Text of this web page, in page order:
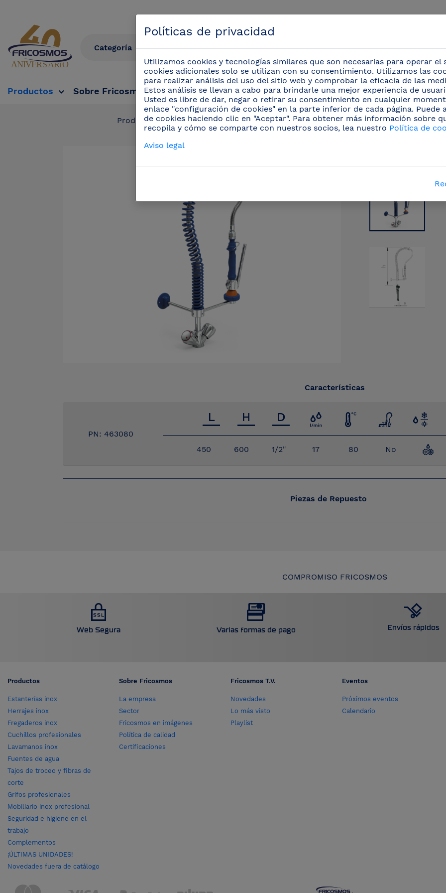
Productos Sobre Fricosmos Fricosmos Tv Eventos
Productos / Grifos profesionales / Grifos ducha sobremesa (30) /
Características
PN: 463080
450
600 1/2" 17 80 No
Piezas de Repuesto
COMPROMISO FRICOSMOS
Web Segura Varias formas de pago Envíos rápidos
Productos
Estanterías inox
Herrajes inox
Fregaderos inox
Cuchillos profesionales
Lavamanos inox
Fuentes de agua
Tajos de troceo y fibras de
corte
Grifos profesionales
Mobiliario inox profesional
Seguridad e higiene en el
trabajo
Complementos
¡ÚLTIMAS UNIDADES!
Novedades fuera de catálogo
Sobre Fricosmos
La empresa
Sector
Fricosmos en imágenes
Política de calidad
Certificaciones
Fricosmos T.V.
Novedades
Lo más visto
Playlist
Eventos
Próximos eventos
Calendario
Políticas de privacidad
Utilizamos cookies y tecnologías similares que son necesarias para operar el
cookies adicionales solo se utilizan con su consentimiento. Utilizamos las
para realizar análisis del uso del sitio web y comprobar la eficacia de las
Estos análisis se llevan a cabo para brindarle una mejor experiencia de
Usted es libre de dar, negar o retirar su consentimiento en cualquier
enlace "configuración de cookies" en la parte inferior de cada página. Puede
de cookies haciendo clic en "Aceptar". Para obtener más información sobre
recopila y cómo se comparte con nuestros socios, lea nuestro Política de
Aviso legal